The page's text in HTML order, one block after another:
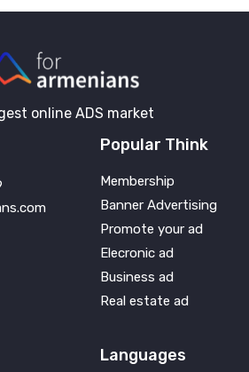
online ADS market
Popular Think
Membership
Banner Advertising
Promote your ad
Elecronic ad
Business ad
Real estate ad
Languages